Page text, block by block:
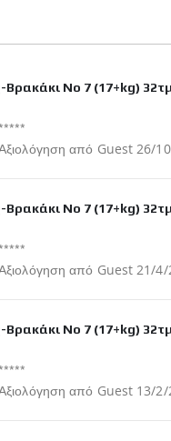
No 7 (17+kg)
από Guest26/
No 7 (17+kg)
από Guest21/4/
No 7 (17+kg)
από Guest 13/2/